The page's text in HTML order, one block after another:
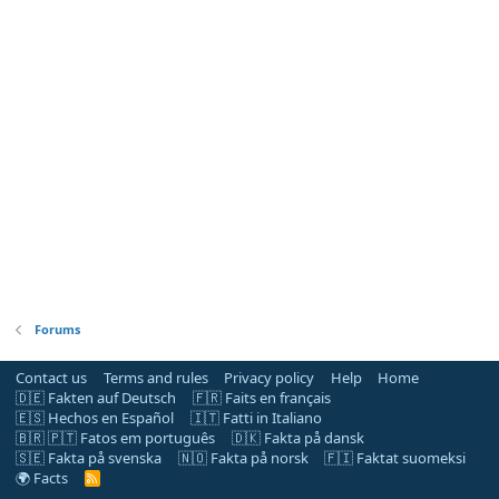
Forums
Contact us Terms and rules Privacy policy Help
Home
🇩🇪 Fakten auf Deutsch
🇫🇷 Faits en français
🇪🇸 Hechos en Español
🇮🇹 Fatti in Italiano
🇧🇷 🇵🇹 Fatos em português
🇩🇰 Fakta på dansk
🇸🇪 Fakta på svenska
🇳🇴 Fakta på norsk
🇫🇮 Faktat suomeksi
🌍 Facts
R